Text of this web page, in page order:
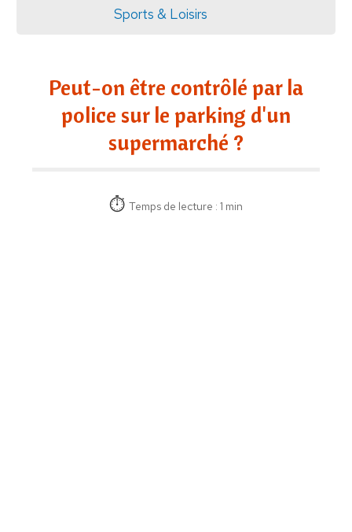
Sports & Loisirs
Peut-on être contrôlé par la
police sur le parking d'un
supermarché ?
Temps de lecture : 1 min